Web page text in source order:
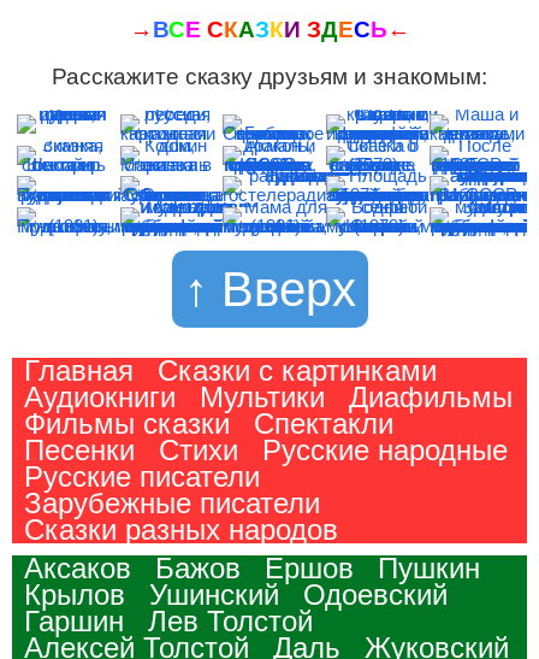
→ ВСЕ СКАЗКИ ЗДЕСЬ ←
Расскажите сказку друзьям и знакомым:
↑ Вверх
Главная
Сказки с картинками
Аудиокниги
Мультики
Диафильмы
Фильмы сказки
Спектакли
Песенки
Стихи
Русские народные
Русские писатели
Зарубежные писатели
Сказки разных народов
Аксаков
Бажов Ершов
Пушкин
Крылов
Ушинский
Одоевский
Гаршин
Лев Толстой
Алексей Толстой
Даль
Жуковский